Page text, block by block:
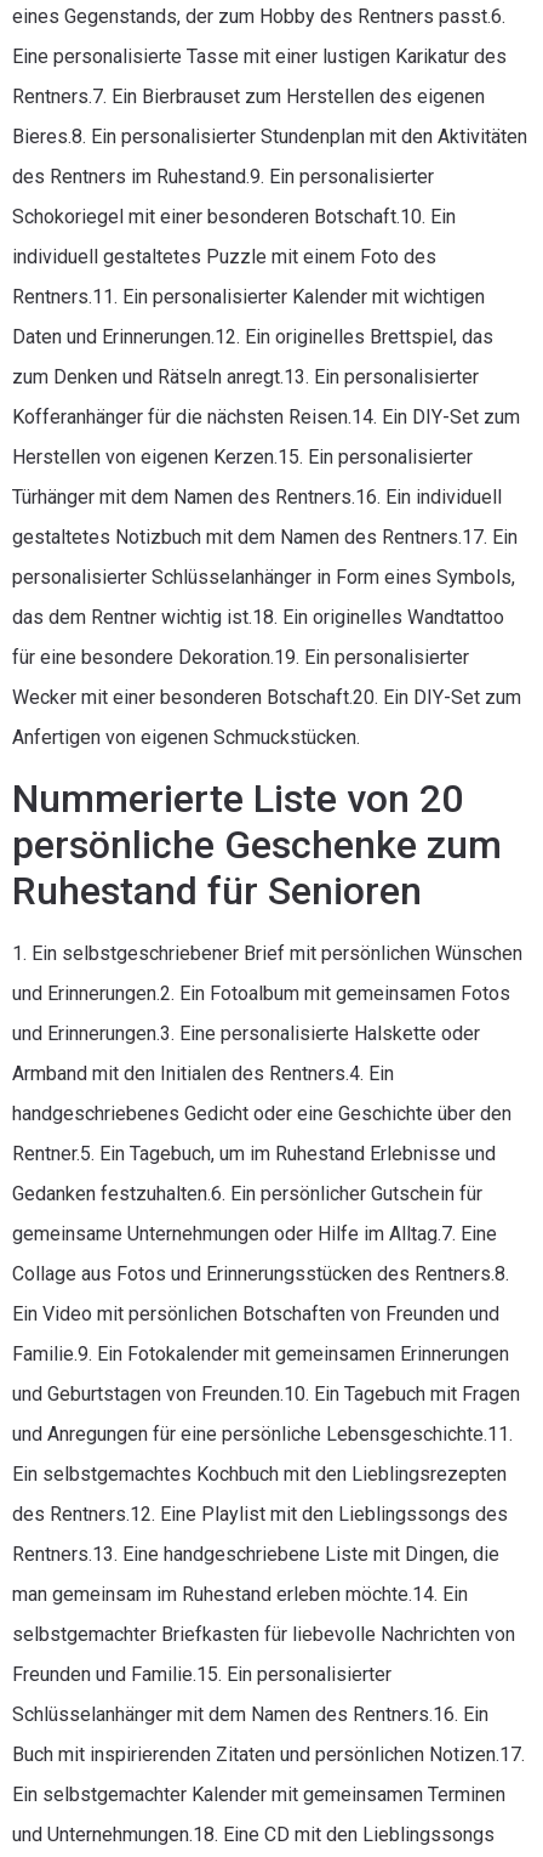
eines Gegenstands, der zum Hobby des Rentners passt.6.
Eine personalisierte Tasse mit einer lustigen Karikatur des
Rentners.7. Ein Bierbrauset zum Herstellen des eigenen
Bieres.8. Ein personalisierter Stundenplan mit den Aktivitäten
des Rentners im Ruhestand.9. Ein personalisierter
Schokoriegel mit einer besonderen Botschaft.10. Ein
individuell gestaltetes Puzzle mit einem Foto des
Rentners.11. Ein personalisierter Kalender mit wichtigen
Daten und Erinnerungen.12. Ein originelles Brettspiel, das
zum Denken und Rätseln anregt.13. Ein personalisierter
Kofferanhänger für die nächsten Reisen.14. Ein DIY-Set zum
Herstellen von eigenen Kerzen.15. Ein personalisierter
Türhänger mit dem Namen des Rentners.16. Ein individuell
gestaltetes Notizbuch mit dem Namen des Rentners.17. Ein
personalisierter Schlüsselanhänger in Form eines Symbols,
das dem Rentner wichtig ist.18. Ein originelles Wandtattoo
für eine besondere Dekoration.19. Ein personalisierter
Wecker mit einer besonderen Botschaft.20. Ein DIY-Set zum
Anfertigen von eigenen Schmuckstücken.
Nummerierte Liste von 20
persönliche Geschenke zum
Ruhestand für Senioren
1. Ein selbstgeschriebener Brief mit persönlichen Wünschen
und Erinnerungen.2. Ein Fotoalbum mit gemeinsamen Fotos
und Erinnerungen.3. Eine personalisierte Halskette oder
Armband mit den Initialen des Rentners.4. Ein
handgeschriebenes Gedicht oder eine Geschichte über den
Rentner.5. Ein Tagebuch, um im Ruhestand Erlebnisse und
Gedanken festzuhalten.6. Ein persönlicher Gutschein für
gemeinsame Unternehmungen oder Hilfe im Alltag.7. Eine
Collage aus Fotos und Erinnerungsstücken des Rentners.8.
Ein Video mit persönlichen Botschaften von Freunden und
Familie.9. Ein Fotokalender mit gemeinsamen Erinnerungen
und Geburtstagen von Freunden.10. Ein Tagebuch mit Fragen
und Anregungen für eine persönliche Lebensgeschichte.11.
Ein selbstgemachtes Kochbuch mit den Lieblingsrezepten
des Rentners.12. Eine Playlist mit den Lieblingssongs des
Rentners.13. Eine handgeschriebene Liste mit Dingen, die
man gemeinsam im Ruhestand erleben möchte.14. Ein
selbstgemachter Briefkasten für liebevolle Nachrichten von
Freunden und Familie.15. Ein personalisierter
Schlüsselanhänger mit dem Namen des Rentners.16. Ein
Buch mit inspirierenden Zitaten und persönlichen Notizen.17.
Ein selbstgemachter Kalender mit gemeinsamen Terminen
und Unternehmungen.18. Eine CD mit den Lieblingssongs